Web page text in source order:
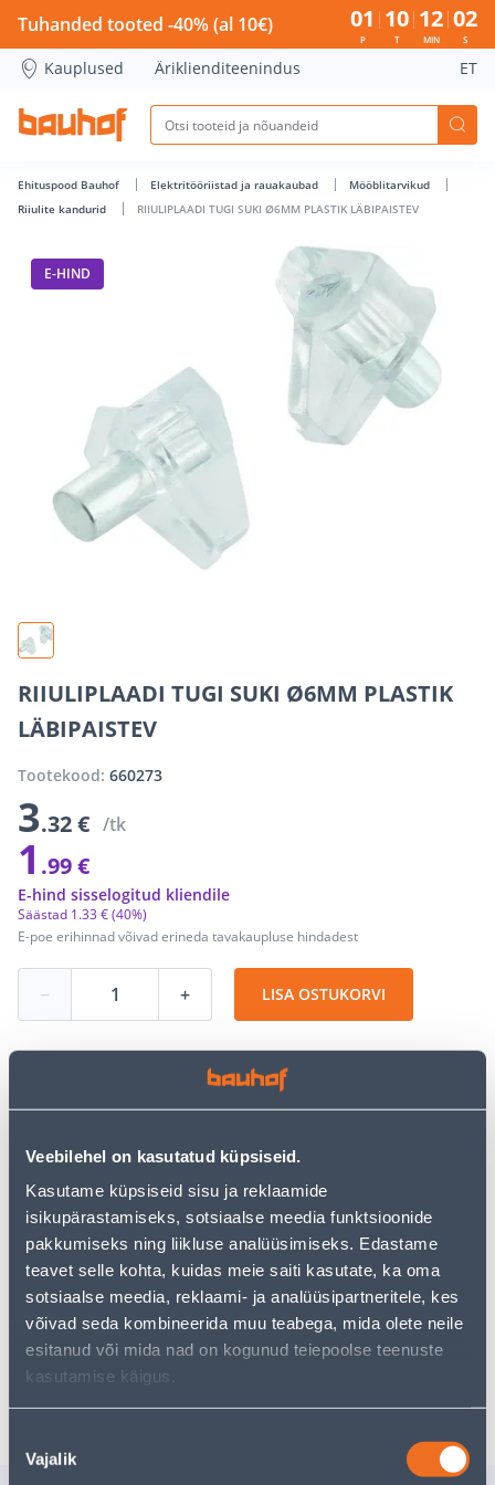
Veebilehel on kasutatud küpsiseid.
Kasutame küpsiseid sisu ja reklaamide
isikupärastamiseks, sotsiaalse meedia funktsioonide
pakkumiseks ning liikluse analüüsimiseks. Edastame
teavet selle kohta, kuidas meie saiti kasutate, ka oma
sotsiaalse meedia, reklaami- ja analüüsipartneritele, kes
võivad seda kombineerida muu teabega, mida olete neile
esitanud või mida nad on kogunud teiepoolse teenuste
kasutamise käigus.
valik
Vajalik
RIIULIPLAADI TUGI SUKI Ø6MM PLASTIK LÄBIPAISTEV -
Tuhanded tooted -40% (al 10€) 01
P
10
T
12
MIN
02
S
Kauplused Äriklienditeenindus ET
Ehituspood Bauhof Elektritööriistad ja rauakaubad
Mööblitarvikud
Riiulite kandurid
RIIULIPLAADI TUGI SUKI Ø6MM PLASTIK LÄBIPAISTEV
E-HIND
RIIULIPLAADI TUGI SUKI Ø6MM PLASTIK
LÄBIPAISTEV
Tootekood: 660273
3.32 € /tk
1 .99 €
E-poe erihinnad võivad erineda tavakaupluse hindadest
Säästad 1.33 €(40%)
E-hind sisselogitud kliendile
− + LISA OSTUKORVI
Vaata saadavust
• Läbipaistev.
• 14-päevane tagastusõigus.
Eeldatav kojuvedu 3,69 € al. 2-5 tööpäeva
Tarne pakiautomaati al. 2,29 € al. 2-5 tööpäeva
Poest kätte, alates 09.08.2026